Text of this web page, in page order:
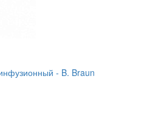
- B. Braun